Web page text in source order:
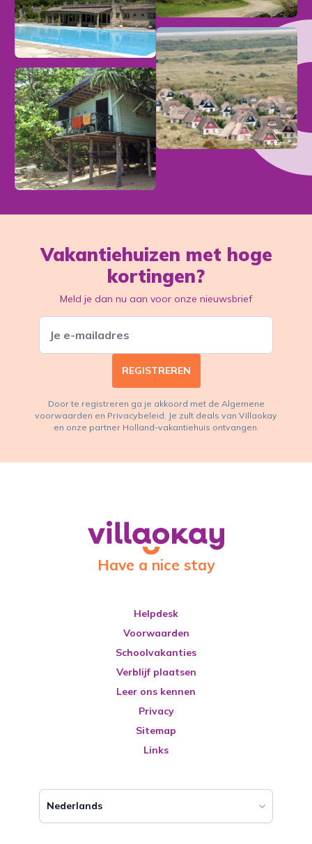
Vakantiehuizen met hoge
kortingen?
Meld je dan nu aan voor onze nieuwsbrief
REGISTREREN
Door te registreren ga je akkoord met de Algemene
voorwaarden en Privacybeleid. Je zult deals van Villaokay
en onze partner Holland-vakantiehuis ontvangen.
Have a nice stay
Helpdesk
Voorwaarden
Schoolvakanties
Verblijf plaatsen
Leer ons kennen
Privacy
Sitemap
Links
Nederlands